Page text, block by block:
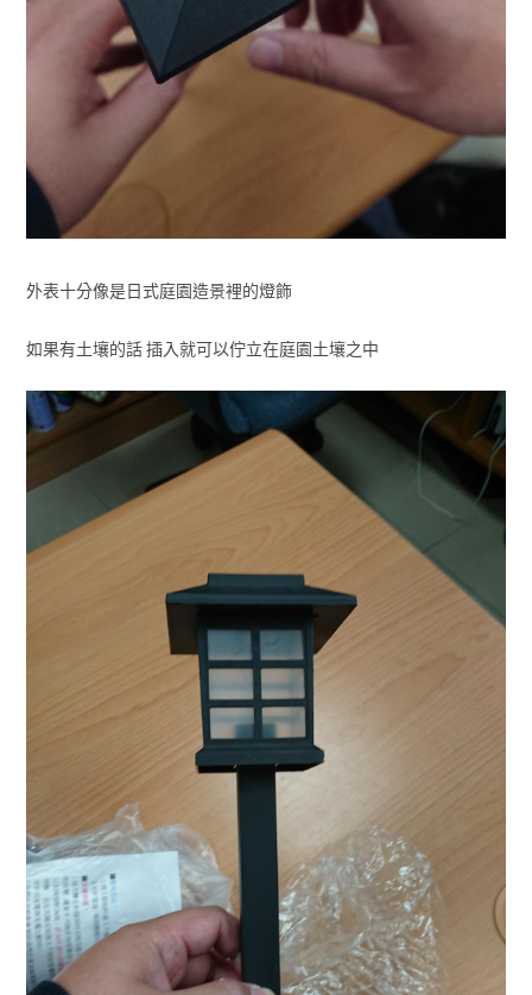
外表十分像是日式庭園造景裡的燈飾
如果有土壤的話 插入就可以佇立在庭園土壤之中